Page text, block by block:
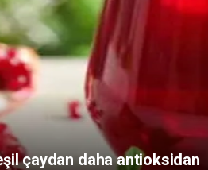
virüsü nedir ve nasıl bulaşır?